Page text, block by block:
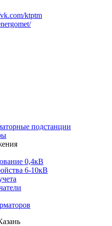
ktptm
подстанции
0,4кВ
6-10кВ